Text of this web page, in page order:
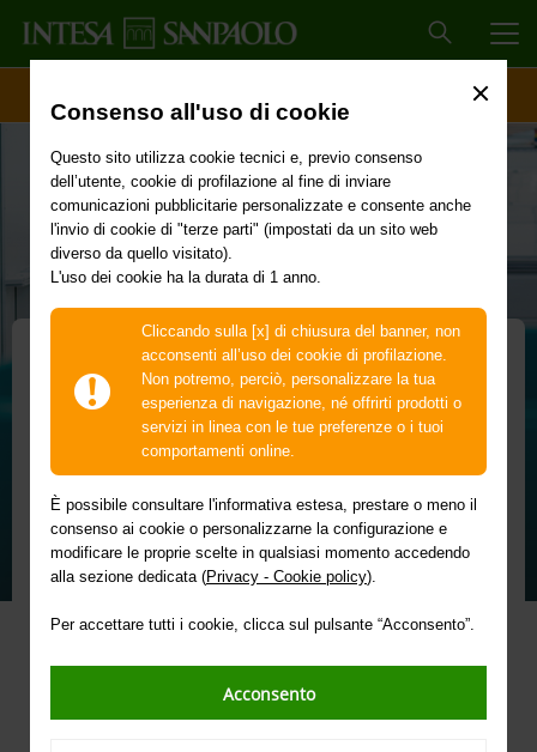
Consenso all'uso di cookie
Questo sito utilizza cookie tecnici e, previo consenso
dell’utente, cookie di profilazione al fine di inviare
comunicazioni pubblicitarie personalizzate e consente anche
l'invio di cookie di "terze parti" (impostati da un sito web
diverso da quello visitato).
L'uso dei cookie ha la durata di 1 anno.
Cliccando sulla [x] di chiusura del banner, non
acconsenti all’uso dei cookie di profilazione.
Non potremo, perciò, personalizzare la tua
esperienza di navigazione, né offrirti prodotti o
servizi in linea con le tue preferenze o i tuoi
comportamenti online.
È possibile consultare l'informativa estesa, prestare o meno il
consenso ai cookie o personalizzarne la configurazione e
modificare le proprie scelte in qualsiasi momento accedendo
alla sezione dedicata (Privacy - Cookie policy).
Per accettare tutti i cookie, clicca sul pulsante “Acconsento”.
Acconsento
Circolante Impresa
Il finanziamento che rimborsi in modo
Sostieni il ciclo operativo della tua impresa e rispondi alle
esigenze di liquidità nel breve termine